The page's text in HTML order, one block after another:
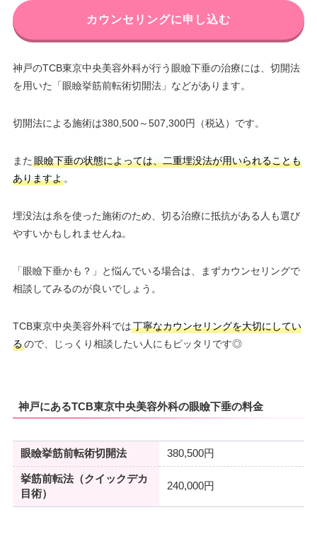
カウンセリングに申し込む
神戸のTCB東京中央美容外科が行う眼瞼下垂の治療には、切開法
を用いた「眼瞼挙筋前転術切開法」などがあります。
切開法による施術は380,500～507,300円（税込）です。
また 眼瞼下垂の状態によっては、二重埋没法が用いられることも
ありますよ。
埋没法は糸を使った施術のため、切る治療に抵抗がある人も選び
やすいかもしれませんね。
「眼瞼下垂かも？」と悩んでいる場合は、まずカウンセリングで
相談してみるのが良いでしょう。
TCB東京中央美容外科では丁寧なカウンセリングを大切にしてい
るので、じっくり相談したい人にもピッタリです◎
神戸にあるTCB東京中央美容外科の眼瞼下垂の料金
眼瞼挙筋前転術切開法 380,500円
挙筋前転法（クイックデカ
目術）
240,000円